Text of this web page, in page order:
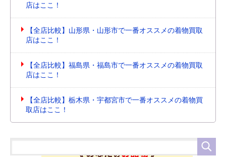
店はここ！
【全店比較】山形県・山形市で一番オススメの着物買取
店はここ！
【全店比較】福島県・福島市で一番オススメの着物買取
店はここ！
【全店比較】栃木県・宇都宮市で一番オススメの着物買
取店はここ！